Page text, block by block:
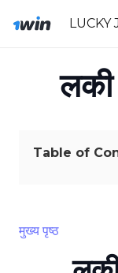
LUCKY
Table of
मुख्य पृष्ठ